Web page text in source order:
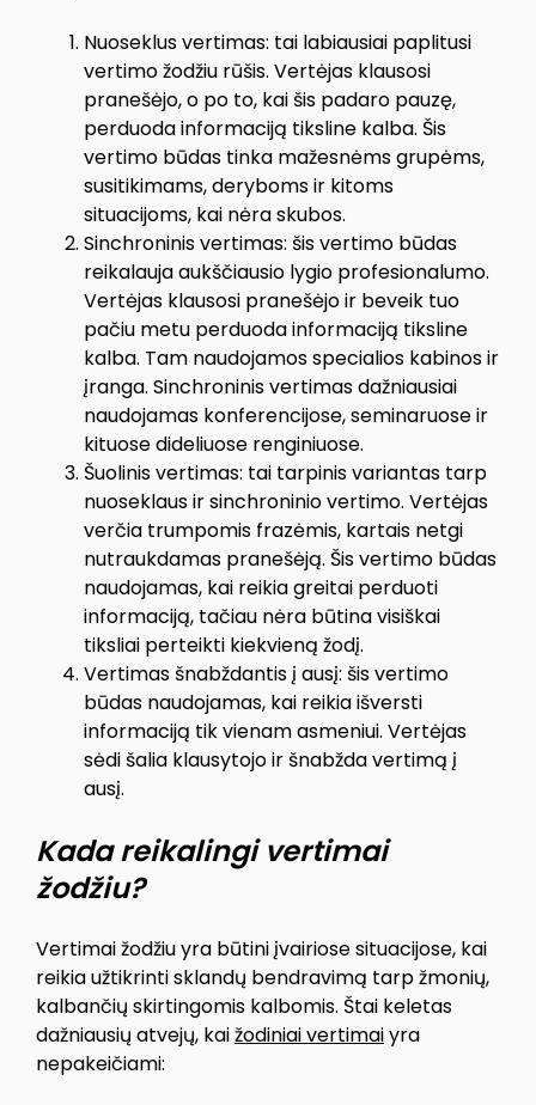
Nuoseklus vertimas: tai labiausiai paplitusi
vertimo žodžiu rūšis. Vertėjas klausosi
pranešėjo, o po to, kai šis padaro pauzę,
perduoda informaciją tiksline kalba. Šis
vertimo būdas tinka mažesnėms grupėms,
susitikimams, deryboms ir kitoms
situacijoms, kai nėra skubos.
Sinchroninis vertimas: šis vertimo būdas
reikalauja aukščiausio lygio profesionalumo.
Vertėjas klausosi pranešėjo ir beveik tuo
pačiu metu perduoda informaciją tiksline
kalba. Tam naudojamos specialios kabinos ir
įranga. Sinchroninis vertimas dažniausiai
naudojamas konferencijose, seminaruose ir
kituose dideliuose renginiuose.
Šuolinis vertimas: tai tarpinis variantas tarp
nuoseklaus ir sinchroninio vertimo. Vertėjas
verčia trumpomis frazėmis, kartais netgi
nutraukdamas pranešėją. Šis vertimo būdas
naudojamas, kai reikia greitai perduoti
informaciją, tačiau nėra būtina visiškai
tiksliai perteikti kiekvieną žodį.
Vertimas šnabždantis į ausį: šis vertimo
būdas naudojamas, kai reikia išversti
informaciją tik vienam asmeniui. Vertėjas
sėdi šalia klausytojo ir šnabžda vertimą į
ausį.
Kada reikalingi vertimai
žodžiu?
Vertimai žodžiu yra būtini įvairiose situacijose, kai
reikia užtikrinti sklandų bendravimą tarp žmonių,
kalbančių skirtingomis kalbomis. Štai keletas
dažniausių atvejų, kaižodiniai vertimaiyra
nepakeičiami: